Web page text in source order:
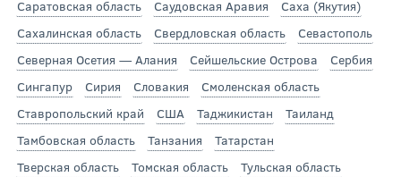
Саратовская область
Саудовская Аравия
Саха (Якутия)
Сахалинская область
Свердловская область
Севастополь
Северная Осетия — Алания
Сейшельские Острова
Сербия
Сингапур
Сирия Словакия
Смоленская область
Ставропольский край
США Таджикистан
Таиланд
Тамбовская область
Танзания
Татарстан
Тверская область
Томская область
Тульская область